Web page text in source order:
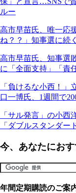
ルー
高市早苗氏、唯一応
ね？？」知事選に続
高市早苗氏、知事選
に「全面支持」「責
「負けるな小西！
口一博氏、1週間で
「サル発言」の小西
「ダブルスタンダ
今、あなたにお
年間定期購読のご案